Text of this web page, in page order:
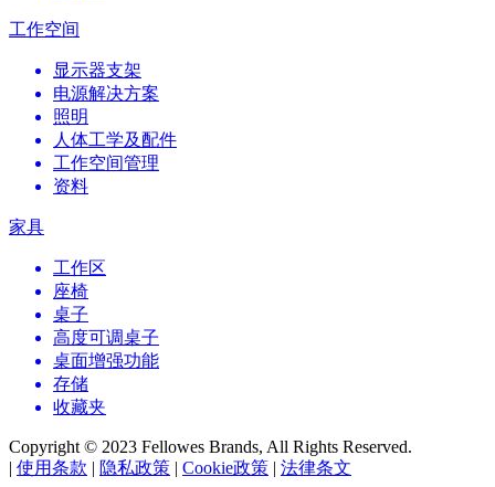
工作空间
显示器支架
电源解决方案
照明
人体工学及配件
工作空间管理
资料
家具
工作区
座椅
桌子
高度可调桌子
桌面增强功能
存储
收藏夹
Copyright © 2023 Fellowes Brands, All Rights Reserved.
| 使用条款 | 隐私政策 | Cookie政策 | 法律条文